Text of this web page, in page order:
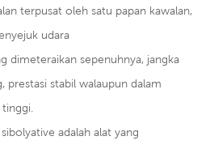
terpusat oleh satu papan kawalan,
udara
dimeteraikan sepenuhnya, jangka
prestasi stabil walaupun dalam
tinggi.
adalah alat yang